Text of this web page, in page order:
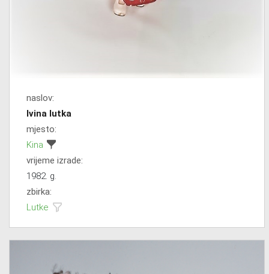
naslov:
Ivina lutka
mjesto:
Kina
vrijeme izrade:
1982. g.
zbirka:
Lutke